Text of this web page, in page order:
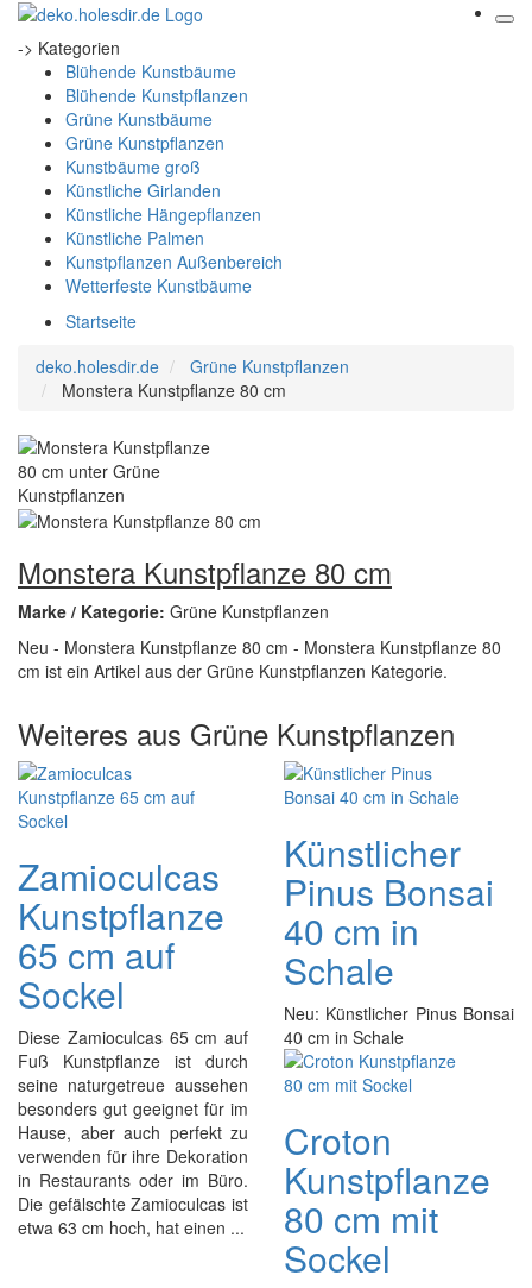
-> Kategorien
Blühende Kunstbäume
Blühende Kunstpflanzen
Grüne Kunstbäume
Grüne Kunstpflanzen
Kunstbäume groß
Künstliche Girlanden
Künstliche Hängepflanzen
Künstliche Palmen
Kunstpflanzen Außenbereich
Wetterfeste Kunstbäume
Startseite
deko.holesdir.de
Grüne Kunstpflanzen
Monstera Kunstpflanze 80 cm
Monstera Kunstpflanze 80 cm
Marke / Kategorie: Grüne Kunstpflanzen
Neu - Monstera Kunstpflanze 80 cm - Monstera Kunstpflanze 80
cm ist ein Artikel aus der Grüne Kunstpflanzen Kategorie.
Weiteres aus Grüne Kunstpflanzen
Zamioculcas
Kunstpflanze
65 cm auf
Sockel
Diese Zamioculcas 65 cm auf
Fuß Kunstpflanze ist durch
seine naturgetreue aussehen
besonders gut geeignet für im
Hause, aber auch perfekt zu
verwenden für ihre Dekoration
in Restaurants oder im Büro.
Die gefälschte Zamioculcas ist
etwa 63 cm hoch, hat einen ...
Künstlicher
Pinus Bonsai
40 cm in
Schale
Neu: Künstlicher Pinus Bonsai
40 cm in Schale
Croton
Kunstpflanze
80 cm mit
Sockel